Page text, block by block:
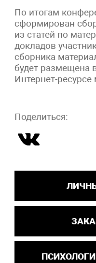
По итогам
сформирован
из статей по
докладов
сборника
будет размещена
Интернет-
Поделиться: